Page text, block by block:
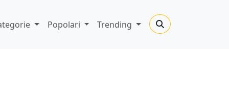
Popolari Trending